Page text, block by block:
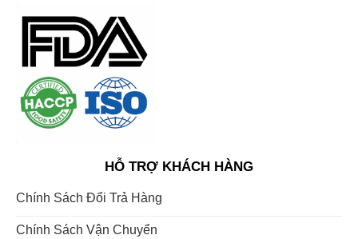
HỖ TRỢ KHÁCH HÀNG
Chính Sách Đổi Trả Hàng
Chính Sách Vận Chuyển